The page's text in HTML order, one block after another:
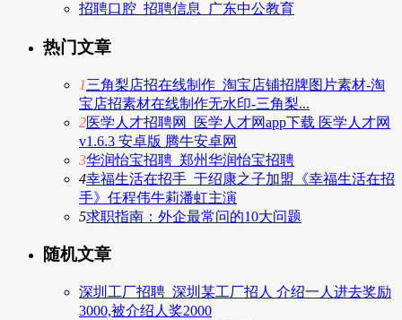
招聘口腔_招聘信息_广东中公教育
热门文章
1三角梨店招在线制作_淘宝店铺招牌图片素材-淘
宝店招素材在线制作无水印-三角梨...
2医学人才招聘网_医学人才网app下载 医学人才网
v1.6.3 安卓版 腾牛安卓网
3华润怡宝招聘_郑州华润怡宝招聘
4幸福生活在招手_于绍康之子加盟《幸福生活在招
手》任程伟牛莉潘虹主演
5求职指南：外企最常问的10大问题
随机文章
深圳工厂招聘_深圳某工厂招人 介绍一人进去奖励
3000,被介绍人奖2000